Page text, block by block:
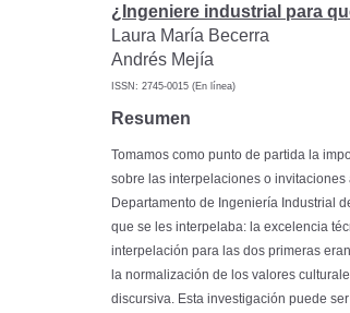
¿Ingeniere industrial para
Laura María Becerra
Andrés Mejía
ISSN: 2745-0015 (En línea)
Resumen
Tomamos como punto de partida la
sobre las interpelaciones o
Departamento de Ingeniería Industrial
que se les interpelaba: la excelencia
interpelación para las dos primeras
la normalización de los valores
discursiva. Esta investigación puede